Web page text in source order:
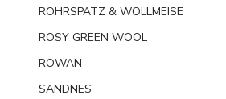
ROHRSPATZ & WOLLMEISE
ROSY GREEN WOOL
ROWAN
SANDNES